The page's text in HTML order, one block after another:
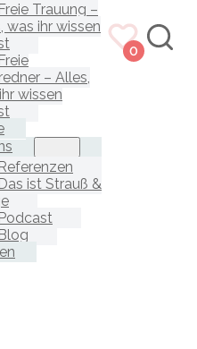
Freie Trauung –
was ihr wissen
Freie
– Alles,
wissen
Referenzen
Das ist Strauß &
Podcast
Blog
0